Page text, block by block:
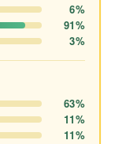
6%
91%
3%
63%
11%
11%